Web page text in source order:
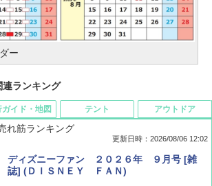
ー
ランキング
れ筋ランキング
更新日時：2026/08/06 12:02
ディズニーファン ２０２６年 ９月号 [雑
誌] (ＤＩＳＮＥＹ ＦＡＮ)
ガイド・地図 テント アウトドア